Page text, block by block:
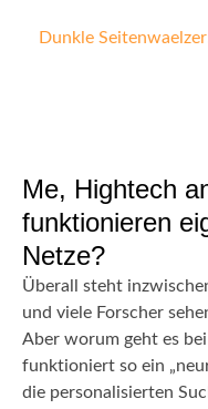
Dunkle
Me, Hightech
funktionieren
Netze?
Überall steht
und viele Forscher
Aber worum geht es
funktioniert so ein
die personalisierten